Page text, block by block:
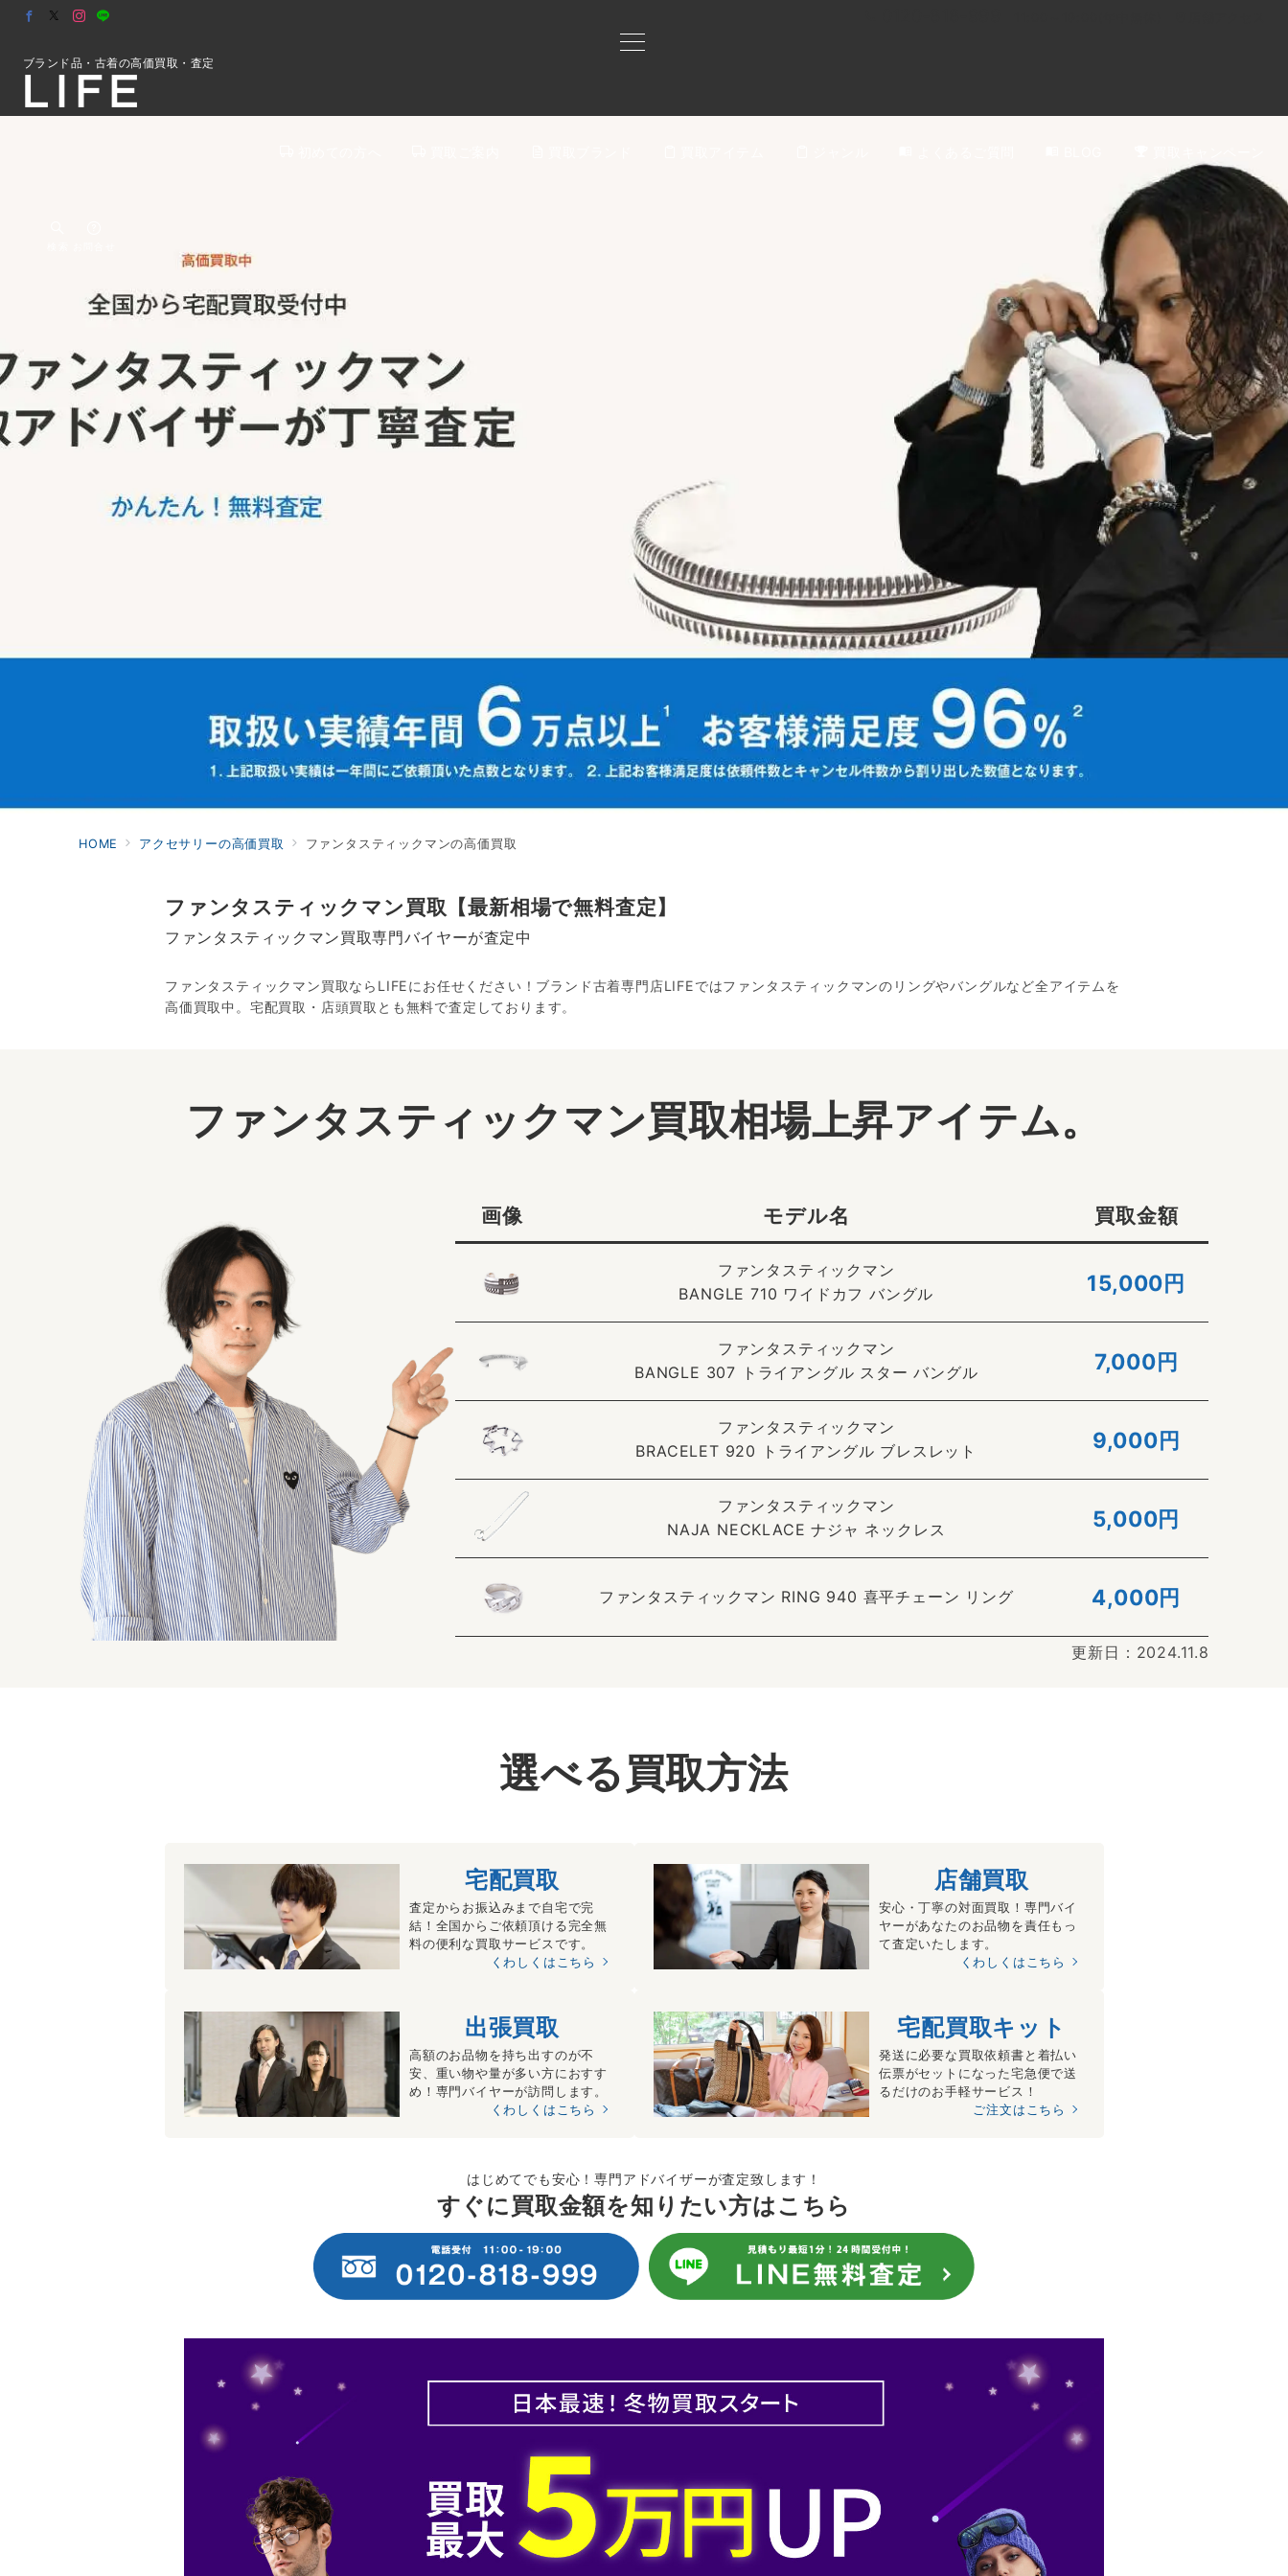
ブランド品・古着の高価買取・査定
HOME アクセサリーの高価買取 ファンタスティックマンの高価買取
ファンタスティックマン買取【最新相場で無料査定】
ファンタスティックマン買取専門バイヤーが査定中
ファンタスティックマン買取ならLIFEにお任せください！ブランド古着専門店LIFEではファンタスティックマンのリングやバングルなど全アイテムを
高価買取中。宅配買取・店頭買取とも無料で査定しております。
ファンタスティックマン買取相場上昇アイテム。
画像 モデル名 買取金額
ファンタスティックマン
BANGLE 710 ワイドカフ バングル
15,000円
ファンタスティックマン
BANGLE 307 トライアングル スター バングル
7,000円
ファンタスティックマン
BRACELET 920 トライアングル ブレスレット
9,000円
ファンタスティックマン
NAJA NECKLACE ナジャ ネックレス
5,000円
ファンタスティックマン RING 940 喜平チェーン リング 4,000円
更新日：2024.11.8
選べる買取方法
宅配買取
査定からお振込みまで自宅で完
結！全国からご依頼頂ける完全無
料の便利な買取サービスです。
くわしくはこちら
店舗買取
安心・丁寧の対面買取！専門バイ
ヤーがあなたのお品物を責任もっ
て査定いたします。
くわしくはこちら
出張買取
高額のお品物を持ち出すのが不
安、重い物や量が多い方におすす
め！専門バイヤーが訪問します。
くわしくはこちら
宅配買取キット
発送に必要な買取依頼書と着払い
伝票がセットになった宅急便で送
るだけのお手軽サービス！
ご注文はこちら
はじめてでも安心！専門アドバイザーが査定致します！
すぐに買取金額を知りたい方はこちら